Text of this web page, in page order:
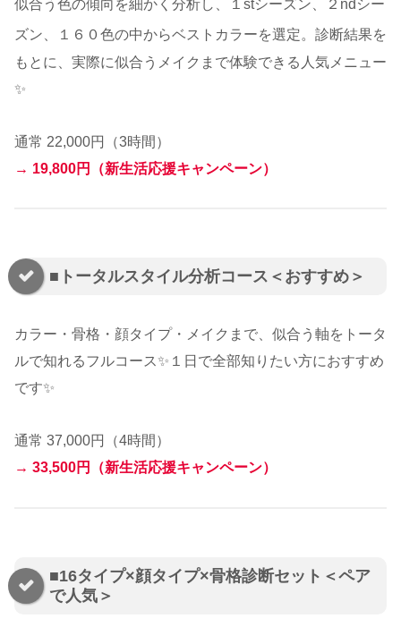
似合う色の傾向を細かく分析し、１stシーズン、２ndシー
ズン、１６０色の中からベストカラーを選定。 診断結果を
もとに、実際に似合うメイクまで体験できる人気メニュー
✨
通常 22,000円（3時間）
→ 19,800円（新生活応援キャンペーン）
■トータルスタイル分析コース＜おすすめ＞
カラー・骨格・顔タイプ・メイクまで、似合う軸をトータ
ルで知れるフルコース✨ １日で全部知りたい方におすすめ
です✨
通常 37,000円（4時間）
→ 33,500円（新生活応援キャンペーン）
■16タイプ×顔タイプ×骨格診断セット＜ペア
で人気＞